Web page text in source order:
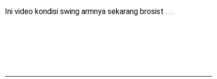
Ini video kondisi swing armnya sekarang brosist . . .